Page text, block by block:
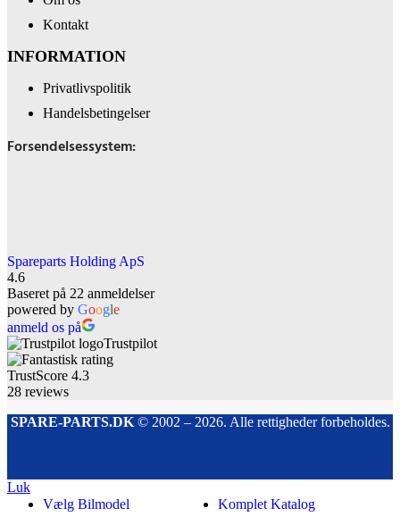
Kontakt
INFORMATION
Privatlivspolitik
Handelsbetingelser
Forsendelsessystem:
Spareparts Holding ApS
4.6
Baseret på 22 anmeldelser
powered by Google
anmeld os på
Trustpilot
TrustScore 4.3
28 reviews
SPARE-PARTS.DK© 2002 – 2026. Alle rettigheder forbeholdes.
Luk
Komplet Katalog
Vælg Bilmodel